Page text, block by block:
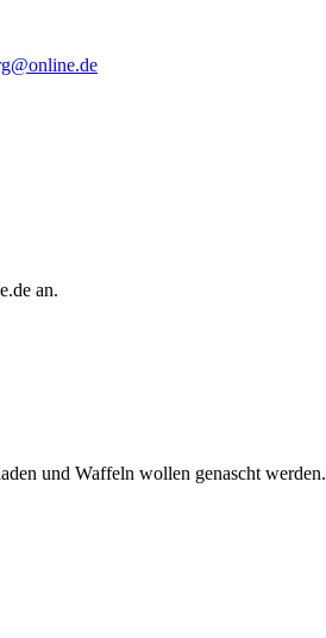
an.
und Waffeln wollen genascht werden.